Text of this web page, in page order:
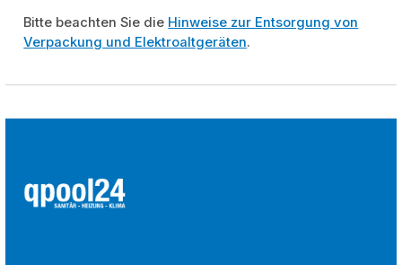
Bitte beachten Sie die Hinweise zur Entsorgung von
Verpackung und Elektroaltgeräten.